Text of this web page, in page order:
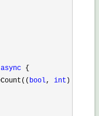
async {
bool, int ) {